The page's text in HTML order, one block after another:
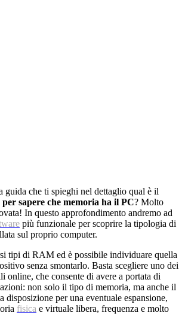
guida che ti spieghi nel dettaglio qual è il
sapere che memoria ha il PC? Molto
In questo approfondimento andremo ad
più funzionale per scoprire la tipologia di
sul proprio computer.
tipi di RAM ed è possibile individuare quella
senza smontarlo. Basta scegliere uno dei
online, che consente di avere a portata di
non solo il tipo di memoria, ma anche il
disposizione per una eventuale espansione,
fisica e virtuale libera, frequenza e molto